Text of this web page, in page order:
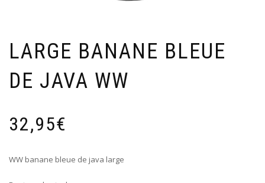
LARGE BANANE BLEUE
DE JAVA WW
32,95€
WW banane bleue de java large